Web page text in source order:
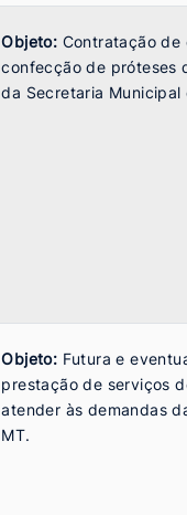
Objeto: Contratação de
confecção de próteses
da Secretaria Municipal
Objeto: Futura e
prestação de serviços
atender às demandas
MT.